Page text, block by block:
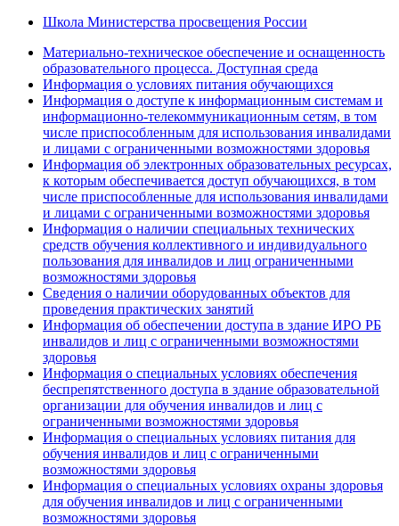
Школа Министерства просвещения России
Материально-техническое обеспечение и оснащенность
образовательного процесса. Доступная среда
Информация о условиях питания обучающихся
Информация о доступе к информационным системам и
информационно-телекоммуникационным сетям, в том
числе приспособленным для использования инвалидами
и лицами с ограниченными возможностями здоровья
Информация об электронных образовательных ресурсах,
к которым обеспечивается доступ обучающихся, в том
числе приспособленные для использования инвалидами
и лицами с ограниченными возможностями здоровья
Информация о наличии специальных технических
средств обучения коллективного и индивидуального
пользования для инвалидов и лиц ограниченными
возможностями здоровья
Сведения о наличии оборудованных объектов для
проведения практических занятий
Информация об обеспечении доступа в здание ИРО РБ
инвалидов и лиц с ограниченными возможностями
здоровья
Информация о специальных условиях обеспечения
беспрепятственного доступа в здание образовательной
организации для обучения инвалидов и лиц с
ограниченными возможностями здоровья
Информация о специальных условиях питания для
обучения инвалидов и лиц с ограниченными
возможностями здоровья
Информация о специальных условиях охраны здоровья
для обучения инвалидов и лиц с ограниченными
возможностями здоровья